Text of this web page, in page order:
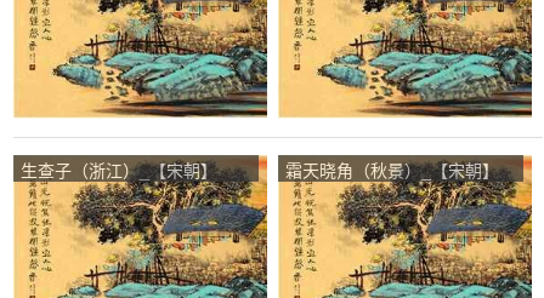
生查子（浙江）_【宋朝】
_【吴礼之】
霜天晓角（秋景）_【宋朝】
_【吴礼之】